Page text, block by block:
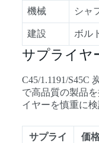
機械 シャ
建設 ボル
サプライヤ
C45/1.1191/S45C
で高品質の製品
イヤーを慎重に
サプライ
価